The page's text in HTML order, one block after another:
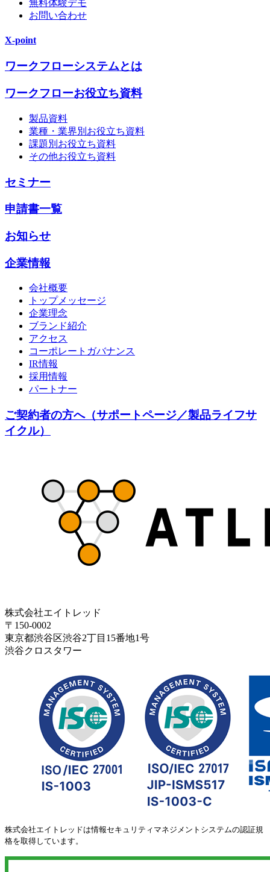
無料体験デモ
お問い合わせ
X-point
ワークフローシステムとは
ワークフローお役立ち資料
製品資料
業種・業界別お役立ち資料
課題別お役立ち資料
その他お役立ち資料
セミナー
申請書一覧
お知らせ
企業情報
会社概要
トップメッセージ
企業理念
ブランド紹介
アクセス
コーポレートガバナンス
IR情報
採用情報
パートナー
ご契約者の方へ（サポートページ／製品ライフサ
イクル）
株式会社エイトレッド
〒150-0002
東京都渋谷区渋谷2丁目15番地1号
渋谷クロスタワー
株式会社エイトレッドは情報セキュリティマネジメントシステムの認証規
格を取得しています。